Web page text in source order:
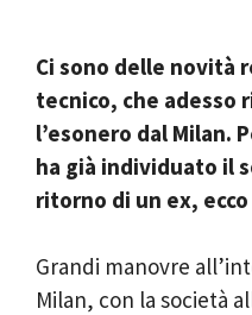
Ci sono delle novità
tecnico, che adesso
l’esonero dal Milan.
ha già individuato il
ritorno di un ex,
Grandi manovre
Milan, con la società